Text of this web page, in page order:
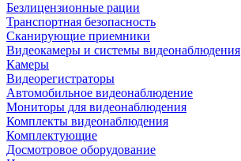
Безлицензионные рации
Транспортная безопасность
Сканирующие приемники
Видеокамеры и системы видеонаблюдения
Камеры
Видеорегистраторы
Автомобильное видеонаблюдение
Мониторы для видеонаблюдения
Комплекты видеонаблюдения
Комплектующие
Досмотровое оборудование